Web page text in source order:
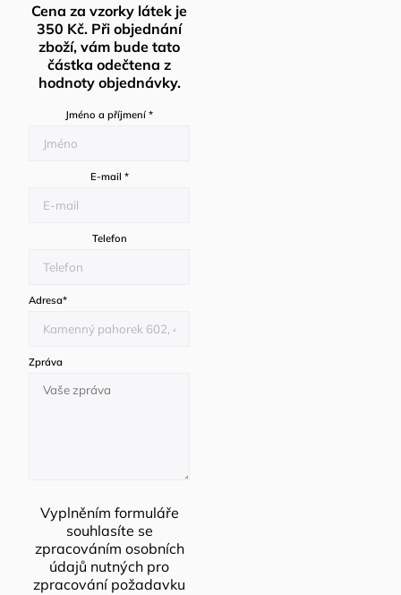
Cena za vzorky látek je
350 Kč. Při objednání
zboží, vám bude tato
částka odečtena z
hodnoty objednávky.
Jméno a příjmení *
E-mail *
Telefon
Adresa*
Zpráva
Vyplněním formuláře
souhlasíte se
zpracováním osobních
údajů nutných pro
zpracování požadavku